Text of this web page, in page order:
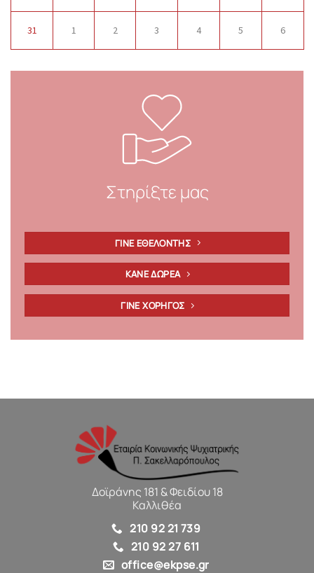
31 1 2 3 4 5 6
Στηρίξτε μας
ΓΙΝΕ ΕΘΕΛΟΝΤΗΣ
ΚΑΝΕ ΔΩΡΕΑ
ΓΙΝΕ ΧΟΡΗΓΟΣ
Δοϊράνης 181 & Φειδίου 18
Καλλιθέα
210 92 21 739
210 92 27 611
office@ekpse.gr